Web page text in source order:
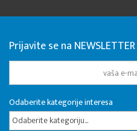
Prijavite se na NEWSLETTER
Odaberite kategorije interesa
Odaberite kategoriju...